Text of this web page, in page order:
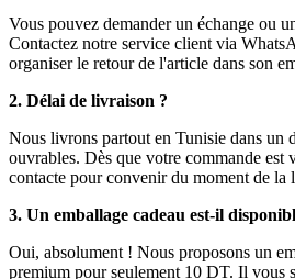
Vous pouvez demander un échange ou
Contactez notre service client via
organiser le retour de l'article dans son
2. Délai de livraison ?
Nous livrons partout en Tunisie dans un
ouvrables. Dès que votre commande est
contacte pour convenir du moment de la
3. Un emballage cadeau est-il
Oui, absolument ! Nous proposons un
premium pour seulement 10 DT. Il vous